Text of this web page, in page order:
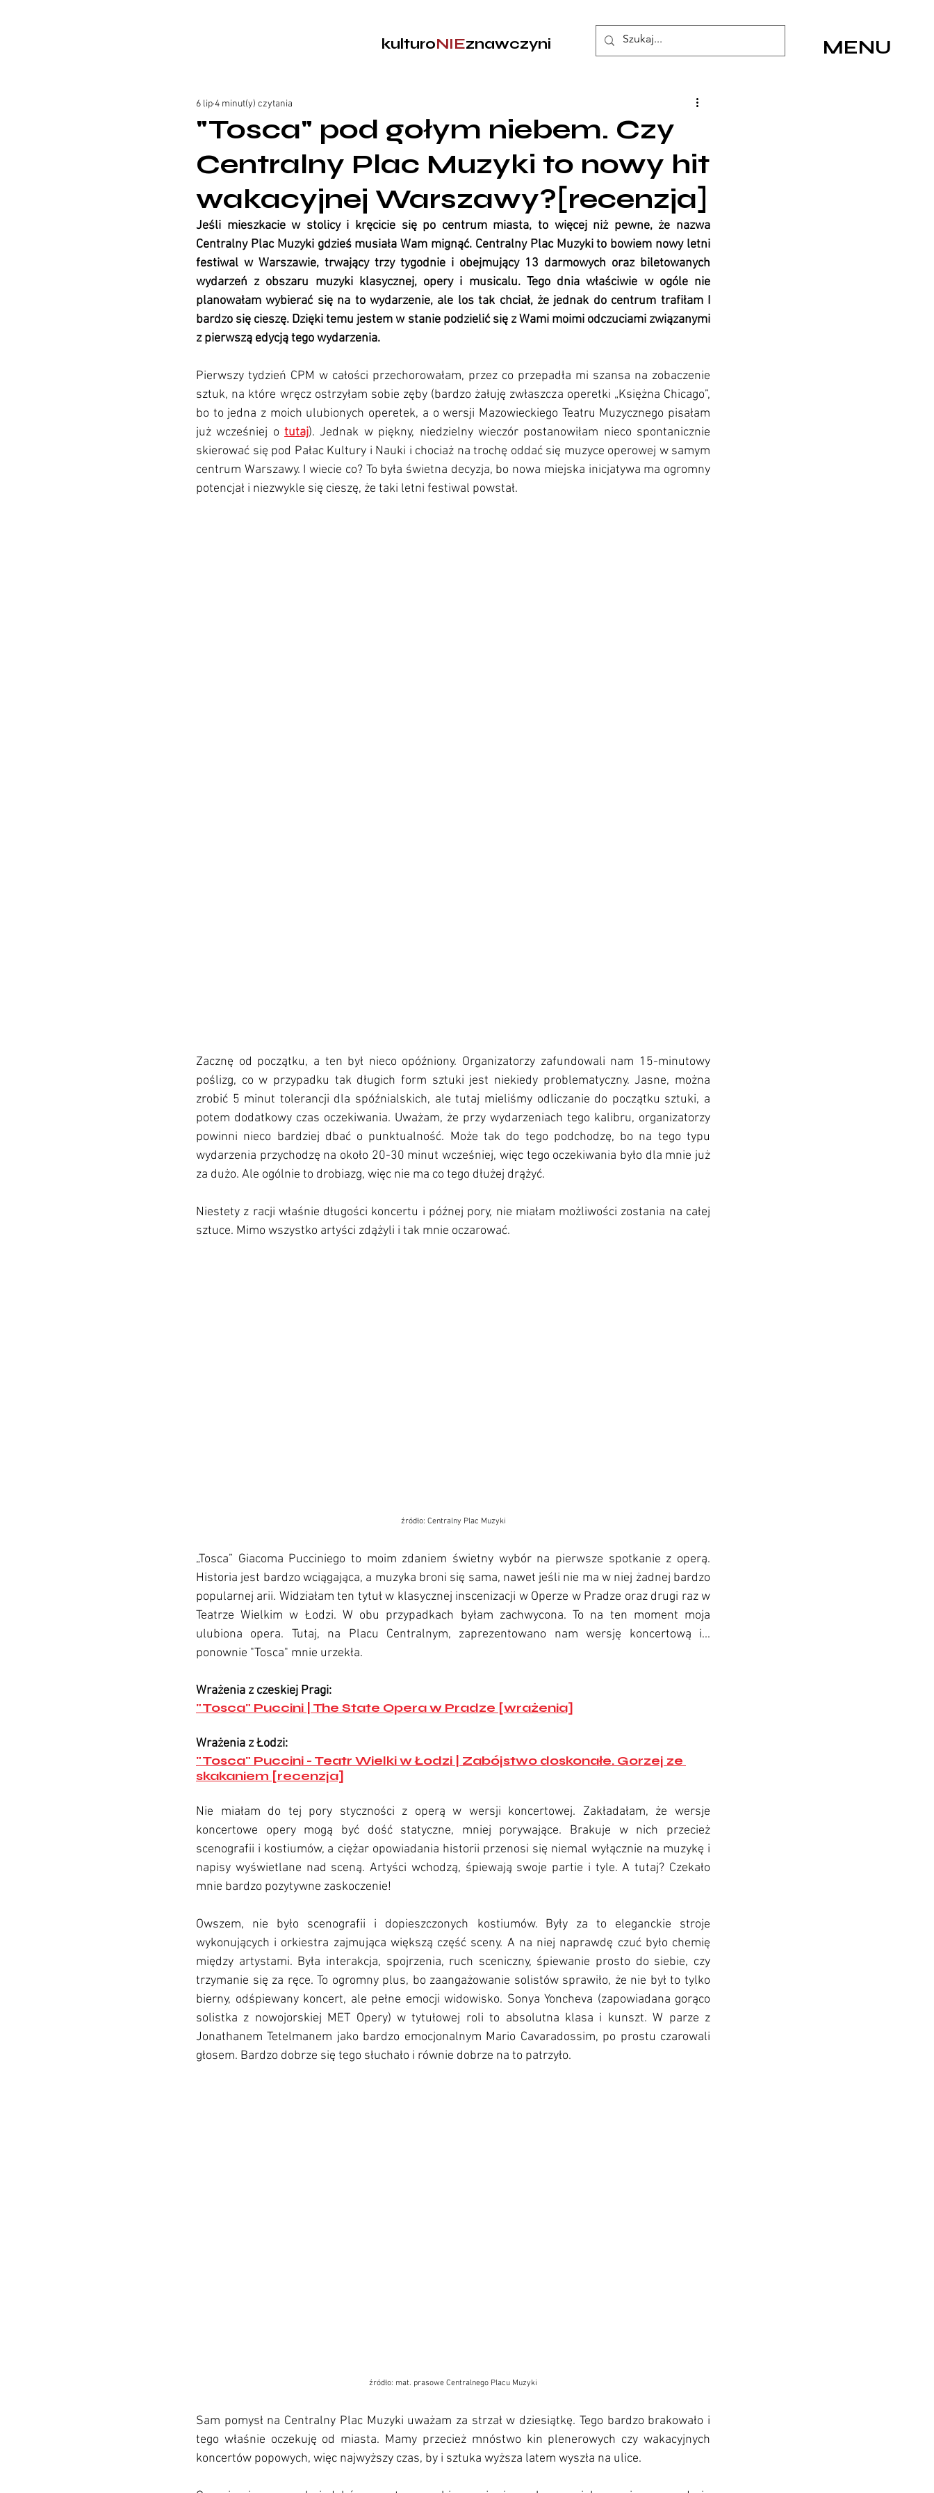
kulturoNIEznawczyni MENU
"Tosca" pod gołym niebem. Czy
Centralny Plac Muzyki to nowy hit
wakacyjnej Warszawy?[recenzja]
6 lip4 minut(y) czytania
Jeśli mieszkacie w stolicy i kręcicie się po centrum miasta, to więcej niż pewne, że nazwa
Centralny Plac Muzyki gdzieś musiała Wam mignąć. Centralny Plac Muzyki to bowiem nowy letni
festiwal w Warszawie, trwający trzy tygodnie i obejmujący 13 darmowych oraz biletowanych
wydarzeń z obszaru muzyki klasycznej, opery i musicalu. Tego dnia właściwie w ogóle nie
planowałam wybierać się na to wydarzenie, ale los tak chciał, że jednak do centrum trafiłam I
bardzo się cieszę. Dzięki temu jestem w stanie podzielić się z Wami moimi odczuciami związanymi
z pierwszą edycją tego wydarzenia.
Pierwszy tydzień CPM w całości przechorowałam, przez co przepadła mi szansa na zobaczenie
sztuk, na które wręcz ostrzyłam sobie zęby (bardzo żałuję zwłaszcza operetki „Księżna Chicago”,
bo to jedna z moich ulubionych operetek, a o wersji Mazowieckiego Teatru Muzycznego pisałam
już wcześniej o tutaj). Jednak w piękny, niedzielny wieczór postanowiłam nieco spontanicznie
skierować się pod Pałac Kultury i Nauki i chociaż na trochę oddać się muzyce operowej w samym
centrum Warszawy. I wiecie co? To była świetna decyzja, bo nowa miejska inicjatywa ma ogromny
potencjał i niezwykle się cieszę, że taki letni festiwal powstał.
Zacznę od początku, a ten był nieco opóźniony. Organizatorzy zafundowali nam 15-minutowy
poślizg, co w przypadku tak długich form sztuki jest niekiedy problematyczny. Jasne, można
zrobić 5 minut tolerancji dla spóźnialskich, ale tutaj mieliśmy odliczanie do początku sztuki, a
potem dodatkowy czas oczekiwania. Uważam, że przy wydarzeniach tego kalibru, organizatorzy
powinni nieco bardziej dbać o punktualność. Może tak do tego podchodzę, bo na tego typu
wydarzenia przychodzę na około 20-30 minut wcześniej, więc tego oczekiwania było dla mnie już
za dużo. Ale ogólnie to drobiazg, więc nie ma co tego dłużej drążyć.
Niestety z racji właśnie długości koncertu i późnej pory, nie miałam możliwości zostania na całej
sztuce. Mimo wszystko artyści zdążyli i tak mnie oczarować.
źródło: Centralny Plac Muzyki
„Tosca” Giacoma Pucciniego to moim zdaniem świetny wybór na pierwsze spotkanie z operą.
Historia jest bardzo wciągająca, a muzyka broni się sama, nawet jeśli nie ma w niej żadnej bardzo
popularnej arii. Widziałam ten tytuł w klasycznej inscenizacji w Operze w Pradze oraz drugi raz w
Teatrze Wielkim w Łodzi. W obu przypadkach byłam zachwycona. To na ten moment moja
ulubiona opera. Tutaj, na Placu Centralnym, zaprezentowano nam wersję koncertową i...
ponownie "Tosca" mnie urzekła.
Wrażenia z czeskiej Pragi:
"Tosca" Puccini | The State Opera w Pradze [wrażenia]
Wrażenia z Łodzi:
"Tosca" Puccini - Teatr Wielki w Łodzi | Zabójstwo doskonałe. Gorzej ze
skakaniem [recenzja]
Nie miałam do tej pory styczności z operą w wersji koncertowej. Zakładałam, że wersje
koncertowe opery mogą być dość statyczne, mniej porywające. Brakuje w nich przecież
scenografii i kostiumów, a ciężar opowiadania historii przenosi się niemal wyłącznie na muzykę i
napisy wyświetlane nad sceną. Artyści wchodzą, śpiewają swoje partie i tyle. A tutaj? Czekało
mnie bardzo pozytywne zaskoczenie!
Owszem, nie było scenografii i dopieszczonych kostiumów. Były za to eleganckie stroje
wykonujących i orkiestra zajmująca większą część sceny. A na niej naprawdę czuć było chemię
między artystami. Była interakcja, spojrzenia, ruch sceniczny, śpiewanie prosto do siebie, czy
trzymanie się za ręce. To ogromny plus, bo zaangażowanie solistów sprawiło, że nie był to tylko
bierny, odśpiewany koncert, ale pełne emocji widowisko. Sonya Yoncheva (zapowiadana gorąco
solistka z nowojorskiej MET Opery) w tytułowej roli to absolutna klasa i kunszt. W parze z
Jonathanem Tetelmanem jako bardzo emocjonalnym Mario Cavaradossim, po prostu czarowali
głosem. Bardzo dobrze się tego słuchało i równie dobrze na to patrzyło.
źródło: mat. prasowe Centralnego Placu Muzyki
Sam pomysł na Centralny Plac Muzyki uważam za strzał w dziesiątkę. Tego bardzo brakowało i
tego właśnie oczekuję od miasta. Mamy przecież mnóstwo kin plenerowych czy wakacyjnych
koncertów popowych, więc najwyższy czas, by i sztuka wyższa latem wyszła na ulice.